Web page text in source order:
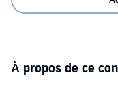
À propos de ce